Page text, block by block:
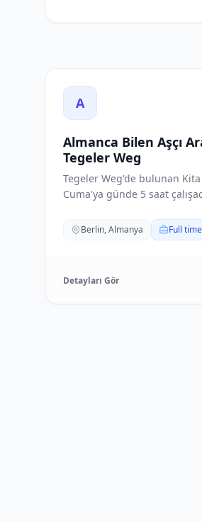
A
Almanca Bilen Aşçı
Tegeler Weg
Tegeler Weg'de bulunan
Cuma'ya günde 5 saat
Berlin, Almanya Full time
Detayları Gör